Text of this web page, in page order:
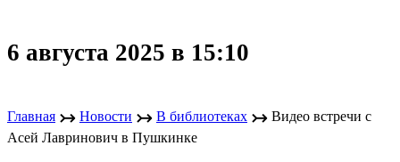
6 августа 2025 в 15:10
Главная ↣ Новости ↣ В библиотеках ↣ Видео встречи с
Асей Лавринович в Пушкинке